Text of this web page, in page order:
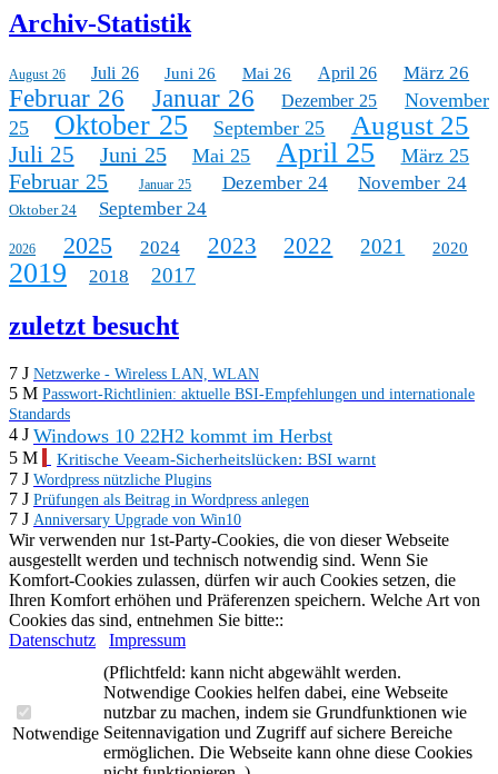
Archiv-Statistik
August 26 Juli 26 Juni 26 Mai 26 April 26 März 26
Februar 26 Januar 26 Dezember 25
November
25
Oktober 25 September 25 August 25
Juli 25 Juni 25 Mai 25 April 25 März 25
Februar 25 Januar 25 Dezember 24 November 24
Oktober 24 September 24
2026 2025 2024 2023 2022 2021 2020
2019 2018 2017
zuletzt besucht
7 J Netzwerke - Wireless LAN, WLAN
5 M Passwort-Richtlinien: aktuelle BSI-Empfehlungen und internationale
Standards
4 J Windows 10 22H2 kommt im Herbst
5 M Kritische Veeam‑Sicherheitslücken: BSI warnt
7 J Wordpress nützliche Plugins
7 J Prüfungen als Beitrag in Wordpress anlegen
7 J Anniversary Upgrade von Win10
Wir verwenden nur 1st-Party-Cookies, die von dieser Webseite
ausgestellt werden und technisch notwendig sind. Wenn Sie
Komfort-Cookies zulassen, dürfen wir auch Cookies setzen, die
Ihren Komfort erhöhen und Präferenzen speichern. Welche Art von
Cookies das sind, entnehmen Sie bitte::
Datenschutz
Impressum
Notwendige
(Pflichtfeld: kann nicht abgewählt werden.
Notwendige Cookies helfen dabei, eine Webseite
nutzbar zu machen, indem sie Grundfunktionen wie
Seitennavigation und Zugriff auf sichere Bereiche
ermöglichen. Die Webseite kann ohne diese Cookies